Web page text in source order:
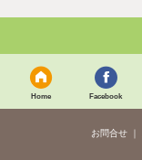
Home Facebook
お問合せ